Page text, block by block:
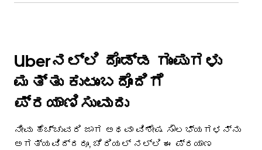
Uberನಲ್ಲಿ ದೊಡ್ಡ ಗುಂಪುಗಳು
ಮತ್ತು ಕುಟುಂಬದೊಂದಿಗೆ
ಪ್ರಯಾಣಿಸುವುದು
ನೀವು ಹೆಚ್ಚುವರಿ ಜಾಗ ಅಥವಾ ವಿಶೇಷ ಸೌಲಭ್ಯಗಳನ್ನು
ಅಗತ್ಯವಿದ್ದರೂ, ಚೆರಿಯಲ್ ನಲ್ಲಿ ಈ ಪ್ರಯಾಣ